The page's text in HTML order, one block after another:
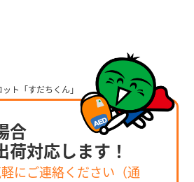
合
荷対応します！
にご連絡ください（通